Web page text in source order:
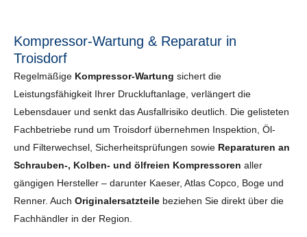
Kompressor-Wartung & Reparatur in
Troisdorf
Regelmäßige Kompressor-Wartung sichert die
Leistungsfähigkeit Ihrer Druckluftanlage, verlängert die
Lebensdauer und senkt das Ausfallrisiko deutlich. Die gelisteten
Fachbetriebe rund um Troisdorf übernehmen Inspektion, Öl-
und Filterwechsel, Sicherheits­prüfungen sowie Reparaturen an
Schrauben-, Kolben- und ölfreien Kompressoren aller
gängigen Hersteller – darunter Kaeser, Atlas Copco, Boge und
Renner. Auch Originalersatzteile beziehen Sie direkt über die
Fachhändler in der Region.